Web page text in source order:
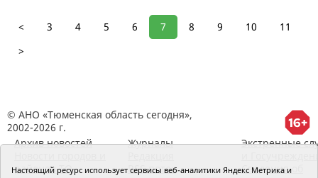
< 3 4 5 6 7 8 9 10
11
>
© АНО «Тюменская область сегодня»,
2002-2026 г.
Архив новостей
районов ТО
Журналы
RSS поток
Экстренные
Сведения об
Настоящий ресурс использует сервисы веб-аналитики Яндекс Метрика и